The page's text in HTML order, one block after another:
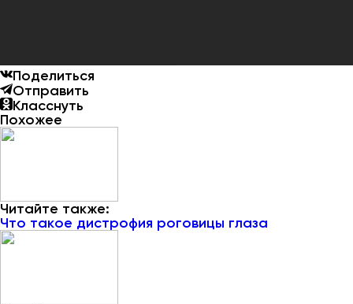
Поделиться
Отправить
Класснуть
Похожее
Читайте также:
Что такое дистрофия роговицы глаза